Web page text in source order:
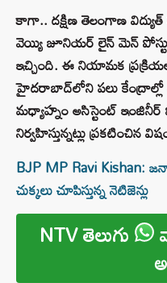
కాగా.. దక్షిణ తెలంగాణ
వెయ్యి జూనియర్‌ లైన్‌ మెన్‌
ఇచ్చింది. ఈ నియామక
హైదరాబాద్‌లోని పలు
మధ్యాహ్నం అసిస్టెంట్‌ ఇంజినీర్‌
నిర్వహిస్తున్నట్లు ప్రకటించిన
BJP MP Ravi Kishan:
చుక్కలు చూపిస్తున్న నెటిజెన్లు
NTV తెలుగు